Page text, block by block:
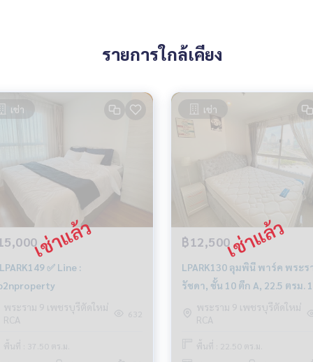
รายการใกล้เคียง
เช่า
✅ Line :
พระราม 9 เพชรบุรีตัดใหม่
RCA
632
พื้นที่ : 37.50 ตร.ม.
เช่า
฿12,500
LPARK130 ลุมพินี พาร์ค พระราม9-
รัชดา, ชั้น 10 ตึก A, 22.5 ตรม. 1
1น้ำ 12,500.-/เดือน 064-959-
พระราม 9 เพชรบุรีตัดใหม่
RCA
พื้นที่ : 22.50 ตร.ม.